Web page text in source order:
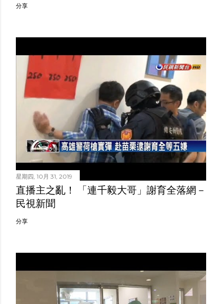
分享
星期四, 10月 31, 2019
直播主之亂！ 「連千毅大哥」謝育全落網－
民視新聞
分享